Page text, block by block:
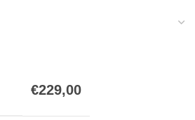
€229,00